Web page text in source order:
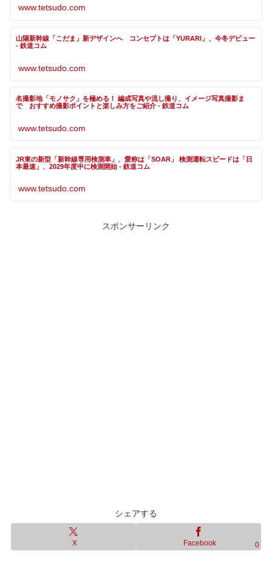
www.tetsudo.com
山陽新幹線「こだま」新デザインへ コンセプトは「YURARI」、今冬デビュー
- 鉄道コム
www.tetsudo.com
名撮影地「モノサク」を極める！ 編成写真や流し撮り、イメージ写真撮影ま
で おすすめ撮影ポイントと楽しみ方をご紹介 - 鉄道コム
www.tetsudo.com
JR東の新型「新幹線専用検測車」、愛称は「SOAR」 検測運転スピードは「日
本最速」、2029年度中に検測開始 - 鉄道コム
www.tetsudo.com
スポンサーリンク
シェアする
X Facebook 0